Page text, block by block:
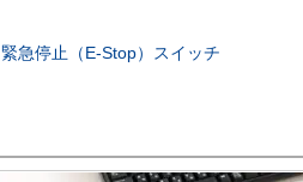
緊急停止（E-Stop）スイッチ